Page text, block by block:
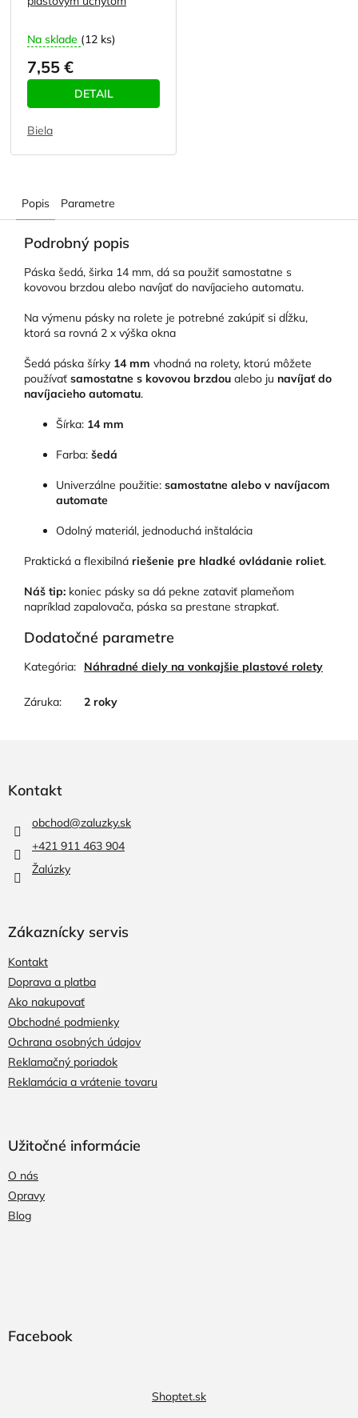
Na sklade (12 ks)
7,55 €
DETAIL
Biela
Popis Parametre
Podrobný popis
Páska šedá, širka 14 mm, dá sa použiť samostatne s
kovovou brzdou alebo navíjať do navíjacieho automatu.
Na výmenu pásky na rolete je potrebné zakúpiť si dĺžku,
ktorá sa rovná 2 x výška okna
Šedá páska šírky 14 mm vhodná na rolety, ktorú môžete
používať samostatne s kovovou brzdou alebo ju navíjať do
navíjacieho automatu.
Šírka: 14 mm
Farba: šedá
Univerzálne použitie: samostatne alebo v navíjacom
automate
Odolný materiál, jednoduchá inštalácia
Praktická a flexibilná riešenie pre hladké ovládanie roliet.
Náš tip: koniec pásky sa dá pekne zataviť plameňom
napríklad zapalovača, páska sa prestane strapkať.
Dodatočné parametre
Kategória: Náhradné diely na vonkajšie plastové rolety
Záruka: 2 roky
Kontakt
obchod@zaluzky.sk
+421 911 463 904
Žalúzky
Zákaznícky servis
Kontakt
Doprava a platba
Ako nakupovať
Obchodné podmienky
Ochrana osobných údajov
Reklamačný poriadok
Reklamácia a vrátenie tovaru
Užitočné informácie
O nás
Opravy
Blog
Facebook
Shoptet.sk